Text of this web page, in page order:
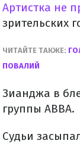
Артистка не
зрительских
ЧИТАЙТЕ ТАКЖЕ:
ПОВАЛИЙ
Зианджа в
группы ABBA.
Судьи